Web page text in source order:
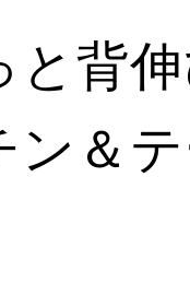
と背
ン＆